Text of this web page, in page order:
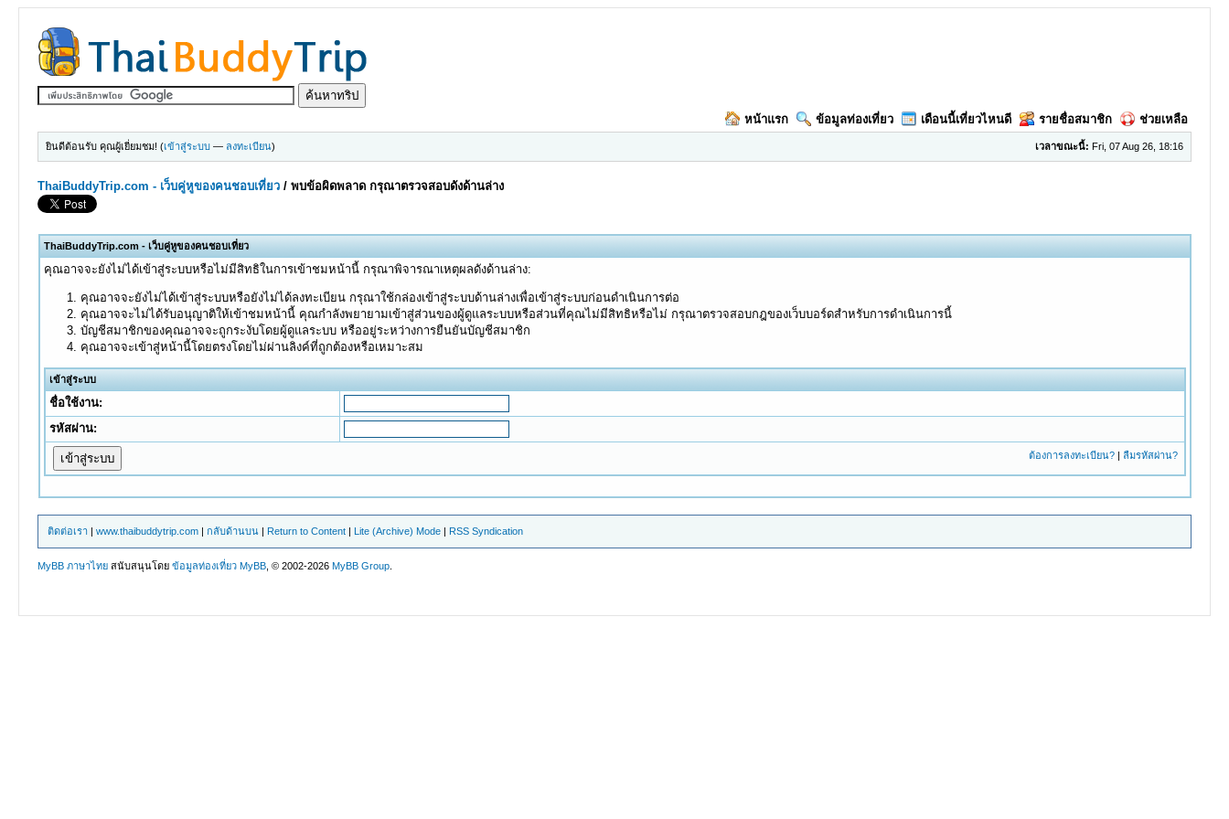
หน้าแรก ข้อมูลท่องเที่ยว เดือนนี้เที่ยวไหนดี รายชื่อสมาชิก ช่วยเหลือ
เวลาขณะนี้: Fri, 07 Aug 26, 18:16
ยินดีต้อนรับ คุณผู้เยี่ยมชม! (เข้าสู่ระบบ — ลงทะเบียน)
ThaiBuddyTrip.com - เว็บคู่หูของคนชอบเที่ยว /พบข้อผิดพลาด กรุณาตรวจสอบดังด้านล่าง
ThaiBuddyTrip.com - เว็บคู่หูของคนชอบเที่ยว
คุณอาจจะยังไม่ได้เข้าสู่ระบบหรือไม่มีสิทธิในการเข้าชมหน้านี้ กรุณาพิจารณาเหตุผลดังด้านล่าง:
คุณอาจจะยังไม่ได้เข้าสู่ระบบหรือยังไม่ได้ลงทะเบียน กรุณาใช้กล่องเข้าสู่ระบบด้านล่างเพื่อเข้าสู่ระบบก่อนดำเนินการต่อ
คุณอาจจะไม่ได้รับอนุญาติให้เข้าชมหน้านี้ คุณกำลังพยายามเข้าสู่ส่วนของผู้ดูแลระบบหรือส่วนที่คุณไม่มีสิทธิหรือไม่ กรุณาตรวจสอบกฎของเว็บบอร์ดสำหรับการดำเนินการนี้
บัญชีสมาชิกของคุณอาจจะถูกระงับโดยผู้ดูแลระบบ หรืออยู่ระหว่างการยืนยันบัญชีสมาชิก
คุณอาจจะเข้าสู่หน้านี้โดยตรงโดยไม่ผ่านลิงค์ที่ถูกต้องหรือเหมาะสม
เข้าสู่ระบบ
ชื่อใช้งาน:
รหัสผ่าน:
ต้องการลงทะเบียน?| ลืมรหัสผ่าน?
ติดต่อเรา |www.thaibuddytrip.com |กลับด้านบน | Return to Content | Lite (Archive) Mode | RSS Syndication
MyBB ภาษาไทย สนับสนุนโดยข้อมูลท่องเที่ยว MyBB , © 2002-2026MyBB Group